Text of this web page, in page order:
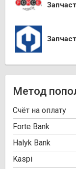
Метод
Cчёт на оплату
Forte Bank
Halyk Bank
Kaspi